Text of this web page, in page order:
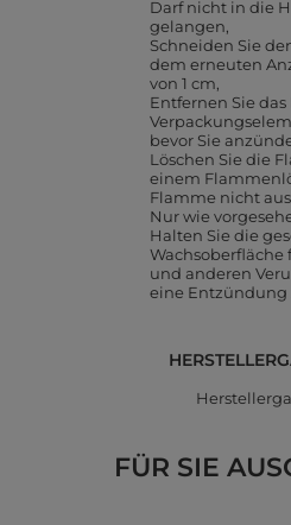
Darf nicht in die
gelangen
Schneiden Sie
dem erneuten
von 1 cm
Entfernen Sie
bevor Sie
Löschen Sie die
einem
Flamme nicht
Nur wie
Halten Sie die
Wachsoberfläche
und anderen
eine Entzündung
FÜR SIE